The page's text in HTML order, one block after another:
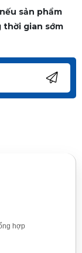
sản phẩm
gian sớm
hợp